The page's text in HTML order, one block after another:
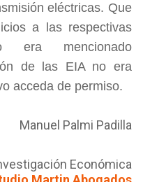
eléctricas. Que
a las respectivas
era mencionado
de las EIA no era
acceda de permiso.
Manuel Palmi Padilla
Económica